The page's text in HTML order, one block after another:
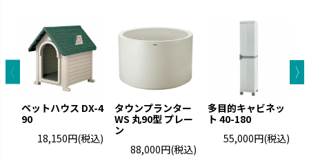
ペットハウス DX-4
90
18,150円(税込)
タウンプランター
WS 丸90型 プレー
ン
88,000円(税込)
多目的キャビネッ
ト 40-180
55,000円(税込)